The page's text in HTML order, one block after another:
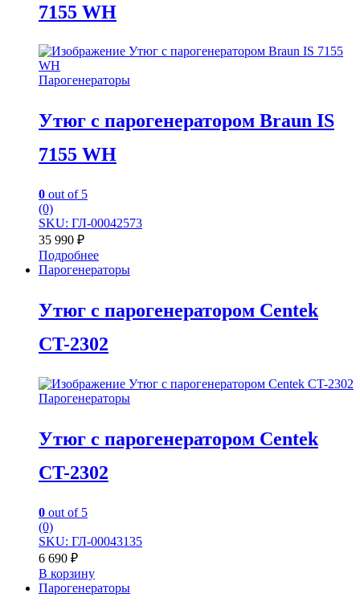
7155 WH
Парогенераторы
Утюг с парогенератором Braun IS
7155 WH
0 out of 5
(0)
SKU: ГЛ-00042573
35 990 ₽
Подробнее
Парогенераторы
Утюг с парогенератором Centek
CT-2302
Парогенераторы
Утюг с парогенератором Centek
CT-2302
0 out of 5
(0)
SKU: ГЛ-00043135
6 690 ₽
В корзину
Парогенераторы